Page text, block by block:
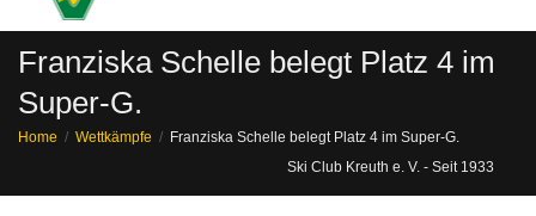
Franziska Schelle belegt Platz 4 im
Super-G.
Home Wettkämpfe
Franziska Schelle belegt Platz 4 im Super-G.
Ski Club Kreuth e. V. - Seit 1933